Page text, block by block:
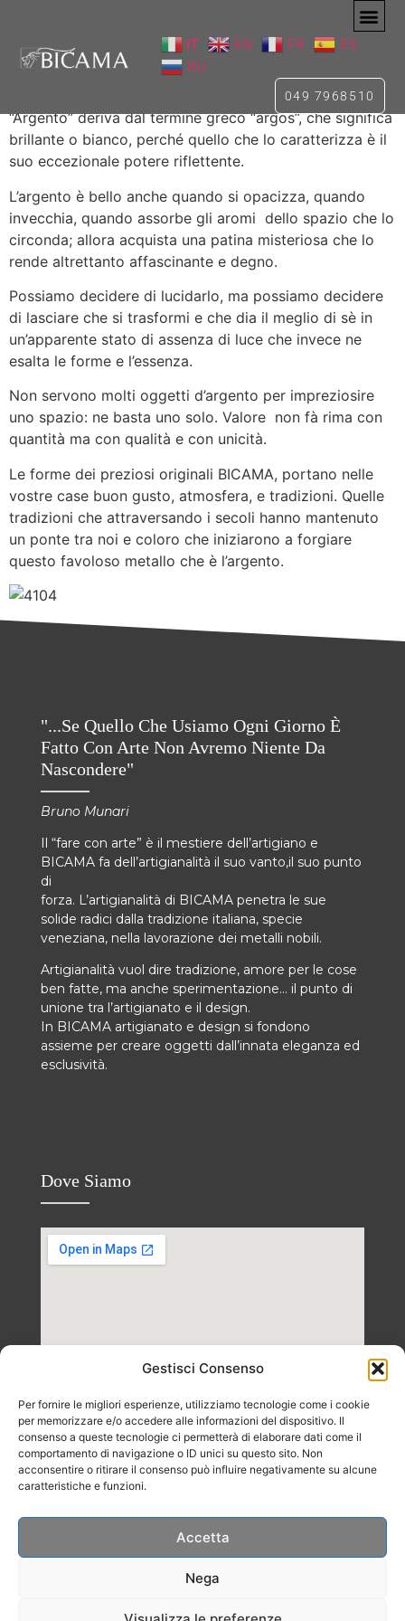
Gestisci Consenso
Per fornire le migliori esperienze, utilizziamo tecnologie come i cookie
per memorizzare e/o accedere alle informazioni del dispositivo. Il
consenso a queste tecnologie ci permetterà di elaborare dati come il
comportamento di navigazione o ID unici su questo sito. Non
acconsentire o ritirare il consenso può influire negativamente su alcune
caratteristiche e funzioni.
Accetta
Nega
IT EN FR
ES
RU
049 7968510
Art. 4104
“Argento” deriva dal termine greco “argos”, che significa
brillante o bianco, perché quello che lo caratterizza è il
suo eccezionale potere riflettente.
L’argento è bello anche quando si opacizza, quando
invecchia, quando assorbe gli aromi dello spazio che lo
circonda; allora acquista una patina misteriosa che lo
rende altrettanto affascinante e degno.
Possiamo decidere di lucidarlo, ma possiamo decidere
di lasciare che si trasformi e che dia il meglio di sè in
un’apparente stato di assenza di luce che invece ne
esalta le forme e l’essenza.
Non servono molti oggetti d’argento per impreziosire
uno spazio: ne basta uno solo. Valore non fà rima con
quantità ma con qualità e con unicità.
Le forme dei preziosi originali BICAMA, portano nelle
vostre case buon gusto, atmosfera, e tradizioni. Quelle
tradizioni che attraversando i secoli hanno mantenuto
un ponte tra noi e coloro che iniziarono a forgiare
questo favoloso metallo che è l’argento.
"...Se Quello Che Usiamo Ogni Giorno È
Fatto Con Arte Non Avremo Niente Da
Nascondere"
Bruno Munari
Il “fare con arte” è il mestiere dell’artigiano e
BICAMA fa dell’artigianalità il suo vanto,il suo punto
di
forza. L’artigianalità di BICAMA penetra le sue
solide radici dalla tradizione italiana, specie
veneziana, nella lavorazione dei metalli nobili.
Artigianalità vuol dire tradizione, amore per le cose
ben fatte, ma anche sperimentazione… il punto di
unione tra l’artigianato e il design.
In BICAMA artigianato e design si fondono
assieme per creare oggetti dall’innata eleganza ed
esclusività.
Dove Siamo